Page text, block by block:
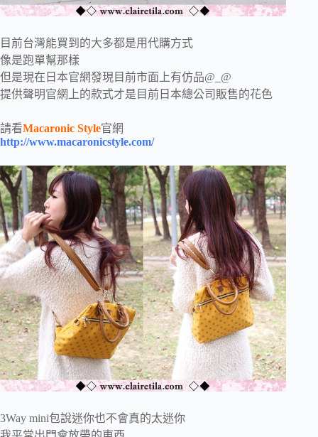
目前台灣能買到的大多都是用代購方式
像是跑單幫那樣
但是現在日本官網發現目前市面上有仿品@_@
提供聲明官網上的款式才是目前日本總公司販售的花色
請看Macaronic Style官網
http://www.macaronicstyle.com/
3Way mini包說迷你也不會真的太迷你